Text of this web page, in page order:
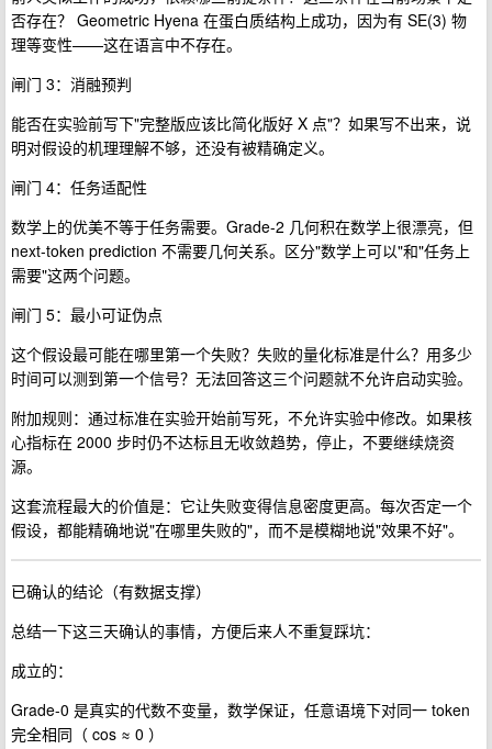
否存在？ Geometric Hyena 在蛋白质结构上成功，因为有 SE(3) 物
理等变性——这在语言中不存在。
闸门 3：消融预判
能否在实验前写下"完整版应该比简化版好 X 点"？如果写不出来，说
明对假设的机理理解不够，还没有被精确定义。
闸门 4：任务适配性
数学上的优美不等于任务需要。Grade-2 几何积在数学上很漂亮，但
next-token prediction 不需要几何关系。区分"数学上可以"和"任务上
需要"这两个问题。
闸门 5：最小可证伪点
这个假设最可能在哪里第一个失败？失败的量化标准是什么？用多少
时间可以测到第一个信号？无法回答这三个问题就不允许启动实验。
附加规则：通过标准在实验开始前写死，不允许实验中修改。如果核
心指标在 2000 步时仍不达标且无收敛趋势，停止，不要继续烧资
源。
这套流程最大的价值是：它让失败变得信息密度更高。每次否定一个
假设，都能精确地说"在哪里失败的"，而不是模糊地说"效果不好"。
已确认的结论（有数据支撑）
总结一下这三天确认的事情，方便后来人不重复踩坑：
成立的：
Grade-0 是真实的代数不变量，数学保证，任意语境下对同一 token
完全相同（ cos ≈ 0 ）